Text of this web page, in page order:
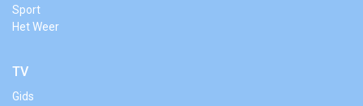
Sport
Het Weer
TV
Gids